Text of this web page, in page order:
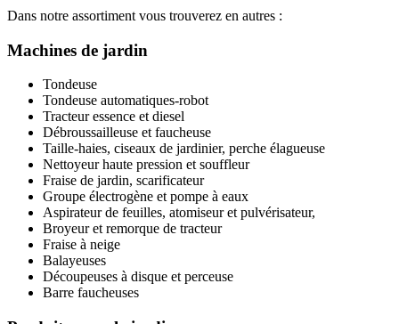
Dans notre assortiment vous trouverez en autres :
Machines de jardin
Tondeuse
Tondeuse automatiques-robot
Tracteur essence et diesel
Débroussailleuse et faucheuse
Taille-haies, ciseaux de jardinier, perche élagueuse
Nettoyeur haute pression et souffleur
Fraise de jardin, scarificateur
Groupe électrogène et pompe à eaux
Aspirateur de feuilles, atomiseur et pulvérisateur,
Broyeur et remorque de tracteur
Fraise à neige
Balayeuses
Découpeuses à disque et perceuse
Barre faucheuses